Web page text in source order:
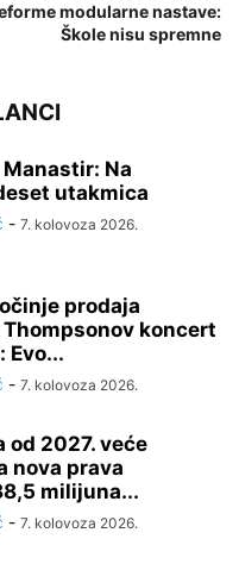
modularne nastave:
Škole nisu spremne
Manastir: Na
utakmica
- 7. kolovoza 2026.
prodaja
koncert
Evo...
- 7. kolovoza 2026.
od 2027. veće
nova prava
milijuna...
- 7. kolovoza 2026.